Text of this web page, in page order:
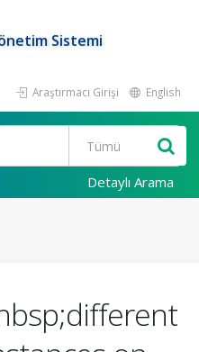
Sistemi
Araştırmacı Girişi English
Detaylı Arama